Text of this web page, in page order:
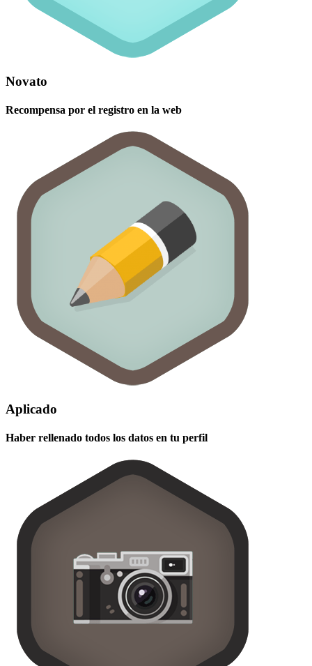
Novato
Recompensa por el registro en la web
Aplicado
Haber rellenado todos los datos en tu perfil